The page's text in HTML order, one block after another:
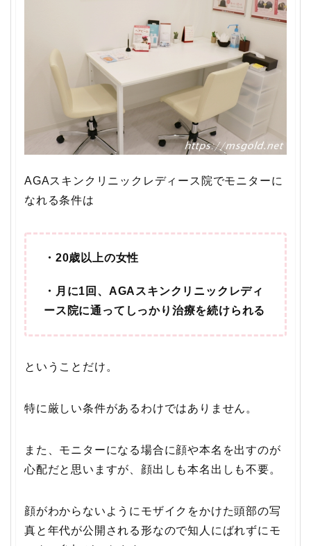
AGAスキンクリニックレディース院でモニターに
なれる条件は
・20歳以上の女性
・月に1回、AGAスキンクリニックレディ
ース院に通ってしっかり治療を続けられる
ということだけ。
特に厳しい条件があるわけではありません。
また、モニターになる場合に顔や本名を出すのが
心配だと思いますが、顔出しも本名出しも不要。
顔がわからないようにモザイクをかけた頭部の写
真と年代が公開される形なので知人にばれずにモ